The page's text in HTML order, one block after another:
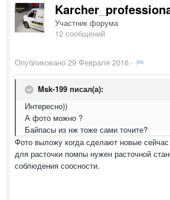
Участник форума
12 сообщений
Опубликовано 29 Февраля 2016 ·
Msk-199 писал(а):
Интересно))
А фото можно ?
Байпасы из нж тоже сами точите?
Фото выложу когда сделают новые
для расточки помпы нужен расточной
соблюдения соосности.